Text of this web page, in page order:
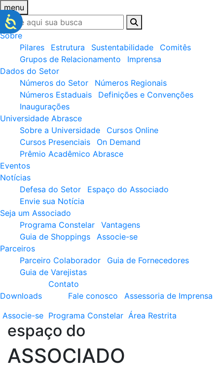
menu
Sobre
Pilares
Estrutura Sustentabilidade
Comitês
Grupos de Relacionamento
Imprensa
Dados do Setor
Números do Setor
Números Regionais
Números Estaduais
Definições e Convenções
Inaugurações
Universidade Abrasce
Sobre a Universidade
Cursos Online
Cursos Presenciais
On Demand
Prêmio Acadêmico Abrasce
Eventos
Notícias
Defesa do Setor
Espaço do Associado
Envie sua Notícia
Seja um Associado
Programa Constelar
Vantagens
Guia de Shoppings
Associe-se
Parceiros
Parceiro Colaborador
Guia de Fornecedores
Guia de Varejistas
Downloads
Contato
Fale conosco
Assessoria de Imprensa
Associe-se Programa Constelar Área Restrita
espaço do
ASSOCIADO